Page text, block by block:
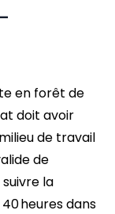
en forêt de
doit avoir
de travail
de
la
heures dans